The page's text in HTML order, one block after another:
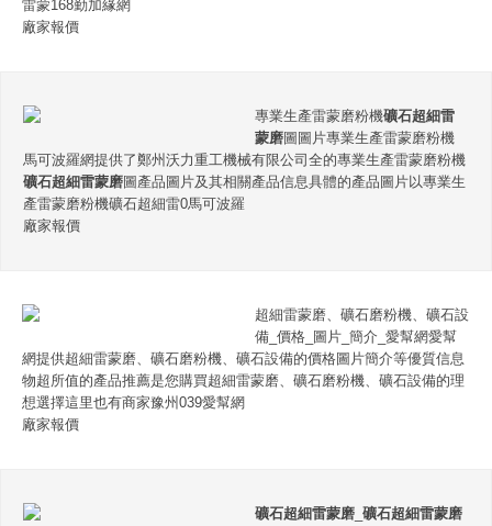
雷蒙168勤加緣網
廠家報價
專業生產雷蒙磨粉機礦石超細雷
蒙磨圖圖片專業生產雷蒙磨粉機
馬可波羅網提供了鄭州沃力重工機械有限公司全的專業生產雷蒙磨粉機
礦石超細雷蒙磨圖產品圖片及其相關產品信息具體的產品圖片以專業生
產雷蒙磨粉機礦石超細雷0馬可波羅
廠家報價
超細雷蒙磨、礦石磨粉機、礦石設
備_價格_圖片_簡介_愛幫網愛幫
網提供超細雷蒙磨、礦石磨粉機、礦石設備的價格圖片簡介等優質信息
物超所值的產品推薦是您購買超細雷蒙磨、礦石磨粉機、礦石設備的理
想選擇這里也有商家豫州039愛幫網
廠家報價
礦石超細雷蒙磨 _礦石超細雷蒙磨